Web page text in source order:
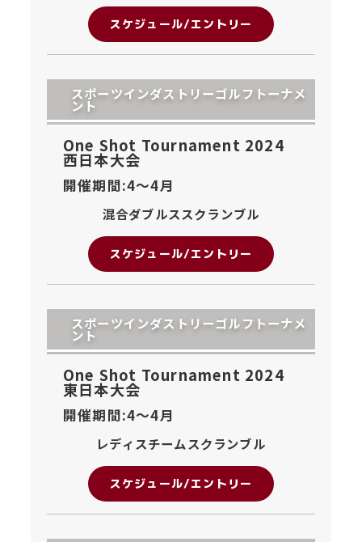
スケジュール/エントリー
スポーツインダストリーゴルフトーナメ
ント
One Shot Tournament 2024
西日本大会
開催期間:4〜4月
混合ダブルススクランブル
スケジュール/エントリー
スポーツインダストリーゴルフトーナメ
ント
One Shot Tournament 2024
東日本大会
開催期間:4〜4月
レディスチームスクランブル
スケジュール/エントリー